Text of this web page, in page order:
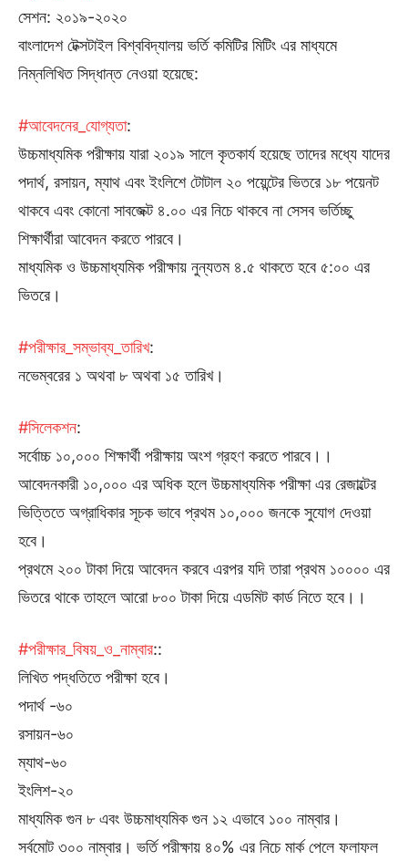
সেশন: ২০১৯-২০২০
বাংলাদেশ টেক্সটাইল বিশ্ববিদ্যালয় ভর্তি কমিটির মিটিং এর মাধ্যমে
নিম্নলিখিত সিদ্ধান্ত নেওয়া হয়েছে:
#আবেদনের_যোগ্যতা:
উচ্চমাধ্যমিক পরীক্ষায় যারা ২০১৯ সালে কৃতকার্য হয়েছে তাদের মধ্যে যাদের
পদার্থ, রসায়ন, ম্যাথ এবং ইংলিশে টোটাল ২০ পয়েন্টের ভিতরে ১৮ পয়েনট
থাকবে এবং কোনো সাবজেক্ট ৪.০০ এর নিচে থাকবে না সেসব ভর্তিচ্ছু
শিক্ষার্থীরা আবেদন করতে পারবে।
মাধ্যমিক ও উচ্চমাধ্যমিক পরীক্ষায় নুন্যতম ৪.৫ থাকতে হবে ৫:০০ এর
ভিতরে।
#পরীক্ষার_সম্ভাব্য_তারিখ:
নভেম্বরের ১ অথবা ৮ অথবা ১৫ তারিখ।
#সিলেকশন:
সর্বোচ্চ ১০,০০০ শিক্ষার্থী পরীক্ষায় অংশ গ্রহণ করতে পারবে।।
আবেদনকারী ১০,০০০ এর অধিক হলে উচ্চমাধ্যমিক পরীক্ষা এর রেজাল্টের
ভিত্তিতে অগ্রাধিকার সূচক ভাবে প্রথম ১০,০০০ জনকে সুযোগ দেওয়া
হবে।
প্রথমে ২০০ টাকা দিয়ে আবেদন করবে এরপর যদি তারা প্রথম ১০০০০ এর
ভিতরে থাকে তাহলে আরো ৮০০ টাকা দিয়ে এডমিট কার্ড নিতে হবে।।
#পরীক্ষার_বিষয়_ও_নাম্বার::
লিখিত পদ্ধতিতে পরীক্ষা হবে।
পদার্থ -৬০
রসায়ন-৬০
ম্যাথ-৬০
ইংলিশ-২০
মাধ্যমিক গুন ৮ এবং উচ্চমাধ্যমিক গুন ১২ এভাবে ১০০ নাম্বার।
সর্বমোট ৩০০ নাম্বার। ভর্তি পরীক্ষায় ৪০% এর নিচে মার্ক পেলে ফলাফল